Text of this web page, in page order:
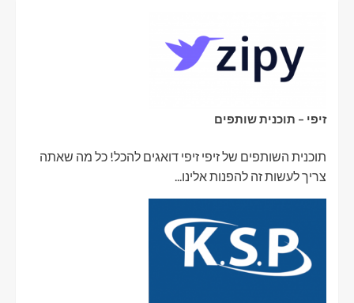
זיפי – תוכנית שותפים
תוכנית השותפים של זיפי זיפי דואגים להכל! כל מה שאתה
צריך לעשות זה להפנות אלינו...